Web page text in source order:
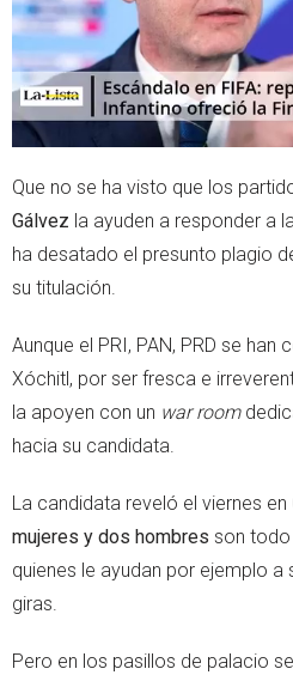
Que no se ha visto que los
Gálvez la ayuden a responder a
ha desatado el presunto plagio
su titulación.
Aunque el PRI, PAN, PRD se
Xóchitl, por ser fresca e
la apoyen con un war room
hacia su candidata.
La candidata reveló el viernes
mujeres y dos hombres son todo
quienes le ayudan por ejemplo a
giras.
Pero en los pasillos de palacio